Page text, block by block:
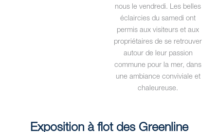
nous le vendredi. Les belles
éclaircies du samedi ont
permis aux visiteurs et aux
propriétaires de se retrouver
autour de leur passion
commune pour la mer, dans
une ambiance conviviale et
chaleureuse.
Exposition à flot des Greenline